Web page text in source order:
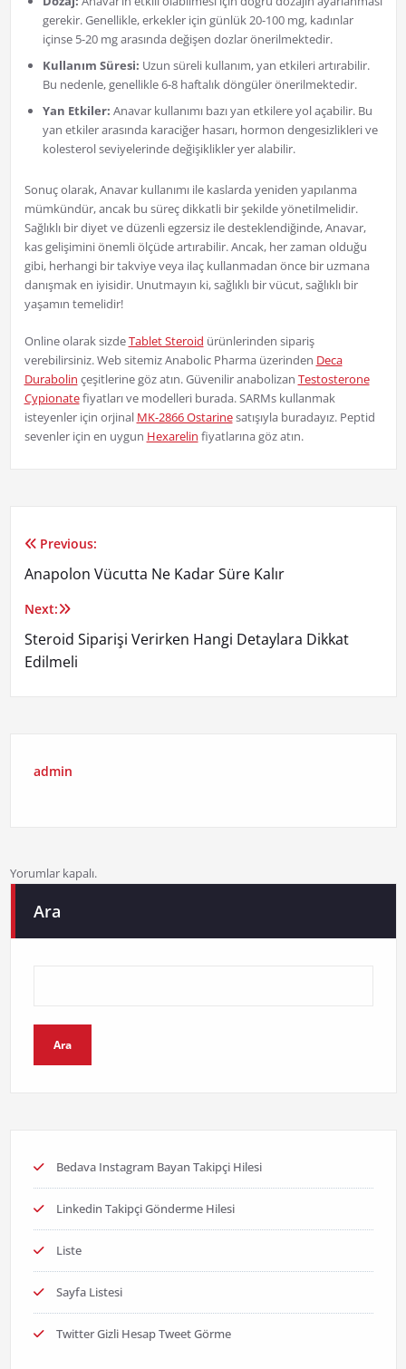
gerekir. Genellikle, erkekler için günlük 20-100 mg, kadınlar
içinse 5-20 mg arasında değişen dozlar önerilmektedir.
Kullanım Süresi: Uzun süreli kullanım, yan etkileri artırabilir.
Bu nedenle, genellikle 6-8 haftalık döngüler önerilmektedir.
Yan Etkiler: Anavar kullanımı bazı yan etkilere yol açabilir. Bu
yan etkiler arasında karaciğer hasarı, hormon dengesizlikleri ve
kolesterol seviyelerinde değişiklikler yer alabilir.
Sonuç olarak, Anavar kullanımı ile kaslarda yeniden yapılanma
mümkündür, ancak bu süreç dikkatli bir şekilde yönetilmelidir.
Sağlıklı bir diyet ve düzenli egzersiz ile desteklendiğinde, Anavar,
kas gelişimini önemli ölçüde artırabilir. Ancak, her zaman olduğu
gibi, herhangi bir takviye veya ilaç kullanmadan önce bir uzmana
danışmak en iyisidir. Unutmayın ki, sağlıklı bir vücut, sağlıklı bir
yaşamın temelidir!
Online olarak sizdeTablet Steroid ürünlerinden sipariş
verebilirsiniz. Web sitemiz Anabolic Pharma üzerinden Deca
Durabolin çeşitlerine göz atın. Güvenilir anabolizan Testosterone
Cypionatefiyatları ve modelleri burada. SARMs kullanmak
isteyenler için orjinal MK-2866 Ostarinesatışıyla buradayız. Peptid
sevenler için en uygun Hexarelin fiyatlarına göz atın.
Yazı
gezinmesi
Previous:
Anapolon Vücutta Ne Kadar Süre Kalır
Next:
Steroid Siparişi Verirken Hangi Detaylara Dikkat
Edilmeli
admin
Yorumlar kapalı.
Ara
Ara
Bedava Instagram Bayan Takipçi Hilesi
Linkedin Takipçi Gönderme Hilesi
Liste
Sayfa Listesi
Twitter Gizli Hesap Tweet Görme